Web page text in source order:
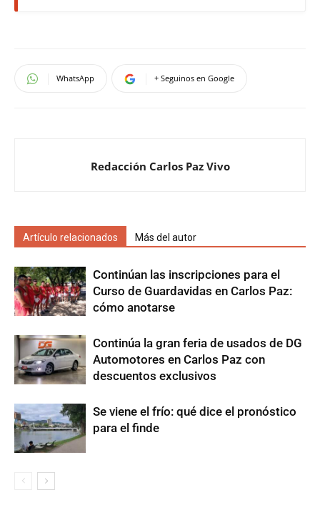
WhatsApp + Seguinos en Google
Redacción Carlos Paz Vivo
Artículo relacionados Más del autor
Continúan las inscripciones para el
Curso de Guardavidas en Carlos Paz:
cómo anotarse
Continúa la gran feria de usados de DG
Automotores en Carlos Paz con
descuentos exclusivos
Se viene el frío: qué dice el pronóstico
para el finde